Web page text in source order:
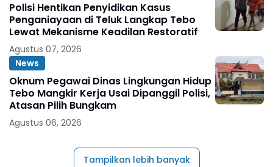
Polisi Hentikan Penyidikan Kasus
Penganiayaan di Teluk Langkap Tebo
Lewat Mekanisme Keadilan Restoratif
Agustus 07, 2026
News
Oknum Pegawai Dinas Lingkungan Hidup
Tebo Mangkir Kerja Usai Dipanggil Polisi,
Atasan Pilih Bungkam
Agustus 06, 2026
Tampilkan lebih banyak